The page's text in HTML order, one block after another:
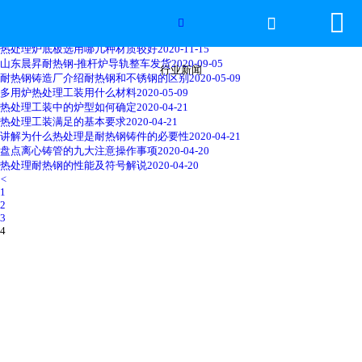
网站首页
服务优势

行业新闻
 
2021-02-06
热处理炉底板选用哪几种材质较好2020-11-15
山东晨昇耐热钢-推杆炉导轨整车发货2020-09-05
耐热钢铸造厂介绍耐热钢和不锈钢的区别2020-05-09
多用炉热处理工装用什么材料2020-05-09
热处理工装中的炉型如何确定2020-04-21
热处理工装满足的基本要求2020-04-21
讲解为什么热处理是耐热钢铸件的必要性2020-04-21
盘点离心铸管的九大注意操作事项2020-04-20
热处理耐热钢的性能及符号解说2020-04-20
<
1
2
3
4